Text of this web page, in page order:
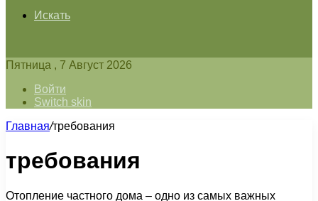
Искать
Пятница , 7 Август 2026
Войти
Switch skin
Главная/требования
требования
Отопление частного дома – одно из самых важных